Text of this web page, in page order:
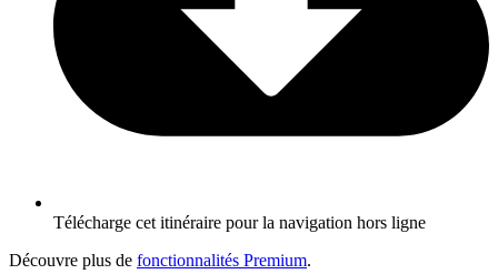
Télécharge cet itinéraire pour la navigation hors ligne
Découvre plus de fonctionnalités Premium.